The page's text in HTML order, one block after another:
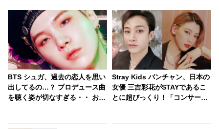
BTS シュガ、過去の恋人を思い
出してるの…？ プロデュース曲
を聴く姿が切なすぎる・・ おぼ
Stray Kids バンチャン、日本の
女優 三吉彩花がSTAYであるこ
とに超びっくり！「コンサート